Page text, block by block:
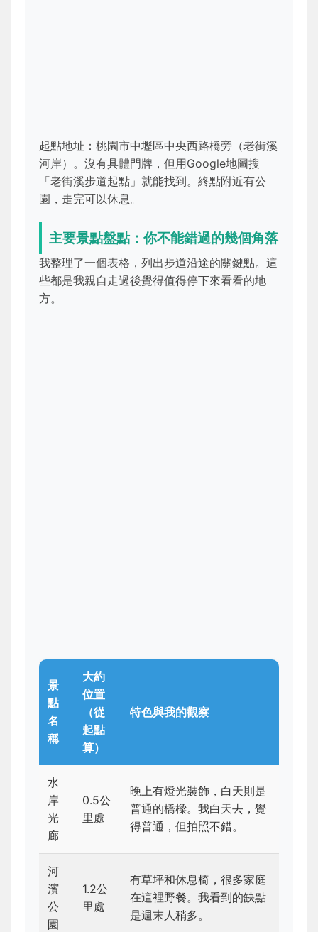
起點地址：桃園市中壢區中央西路橋旁（老街溪
河岸）。沒有具體門牌，但用Google地圖搜
「老街溪步道起點」就能找到。終點附近有公
園，走完可以休息。
主要景點盤點：你不能錯過的幾個角落
我整理了一個表格，列出步道沿途的關鍵點。這
些都是我親自走過後覺得值得停下來看看的地
方。
景
點
名
稱
大約
位置
（從
起點
算）
特色與我的觀察
水
岸
光
廊
0.5公
里處
晚上有燈光裝飾，白天則是
普通的橋樑。我白天去，覺
得普通，但拍照不錯。
河
濱
公
園
1.2公
里處
有草坪和休息椅，很多家庭
在這裡野餐。我看到的缺點
是週末人稍多。